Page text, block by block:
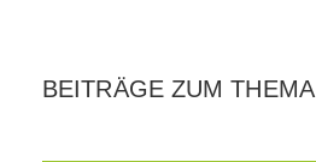
BEITRÄGE ZUM THEMA